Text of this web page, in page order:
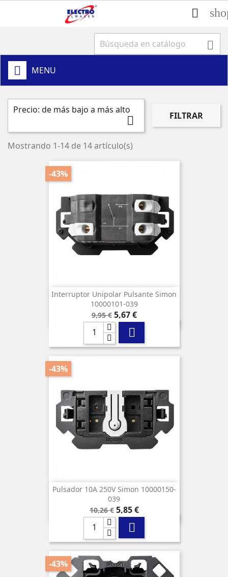


MENU
Precio: de más bajo a más alto
 FILTRAR
Mostrando 1-14 de 14 artículo(s)
Interruptor Unipolar Pulsante Simon
10000101-039
Precio
base
9,95 €
-43%
Precio
5,67 €

Pulsador 10A 250V Simon 10000150-
039
Precio
base
10,26 €
-43%
Precio
5,85 €

-43%